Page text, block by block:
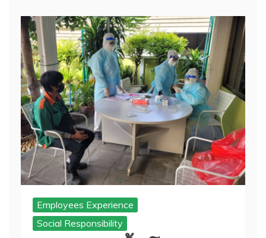
Employees Experience
Social Responsibility